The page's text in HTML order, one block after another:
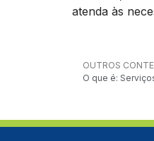
atenda às
OUTROS
O que é: